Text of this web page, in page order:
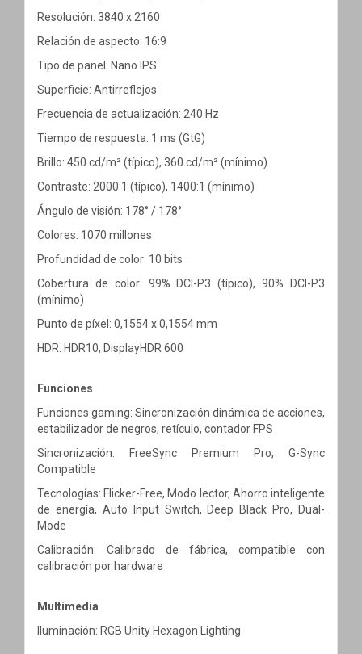
Resolución: 3840 x 2160
Relación de aspecto: 16:9
Tipo de panel: Nano IPS
Superficie: Antirreflejos
Frecuencia de actualización: 240 Hz
Tiempo de respuesta: 1 ms (GtG)
Brillo: 450 cd/m² (típico), 360 cd/m² (mínimo)
Contraste: 2000:1 (típico), 1400:1 (mínimo)
Ángulo de visión: 178° / 178°
Colores: 1070 millones
Profundidad de color: 10 bits
Cobertura de color: 99% DCI-P3 (típico), 90% DCI-P3
(mínimo)
Punto de píxel: 0,1554 x 0,1554 mm
HDR: HDR10, DisplayHDR 600
Funciones
Funciones gaming: Sincronización dinámica de acciones,
estabilizador de negros, retículo, contador FPS
Sincronización: FreeSync Premium Pro, G-Sync
Compatible
Tecnologías: Flicker-Free, Modo lector, Ahorro inteligente
de energía, Auto Input Switch, Deep Black Pro, Dual-
Mode
Calibración: Calibrado de fábrica, compatible con
calibración por hardware
Multimedia
Iluminación: RGB Unity Hexagon Lighting